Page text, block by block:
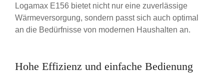
Logamax E156 bietet nicht nur eine zuverlässige
Wärmeversorgung, sondern passt sich auch optimal
an die Bedürfnisse von modernen Haushalten an.
Hohe Effizienz und einfache Bedienung